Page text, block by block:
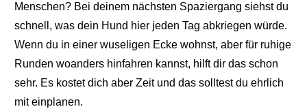
Menschen? Bei deinem nächsten Spaziergang siehst du
schnell, was dein Hund hier jeden Tag abkriegen würde.
Wenn du in einer wuseligen Ecke wohnst, aber für ruhige
Runden woanders hinfahren kannst, hilft dir das schon
sehr. Es kostet dich aber Zeit und das solltest du ehrlich
mit einplanen.